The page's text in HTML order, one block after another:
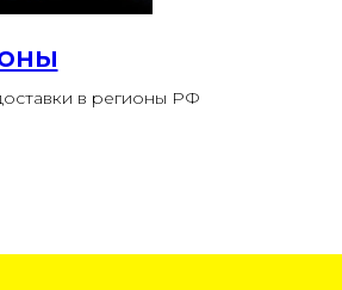
в регионы РФ